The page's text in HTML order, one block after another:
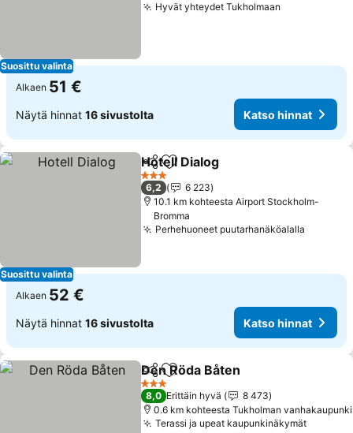
Suosittu valinta
Hyvät yhteydet Tukholmaan
Alkaen 51 €
Näytä hinnat 16 sivustolta Katso hinnat
Suosittu valinta
Jaa Lisää suosikkeihin
Hotell Dialog
3 Tähtiluokitus
6,2
6 223
10.1 km kohteesta Airport Stockholm-
Bromma
Perhehuoneet puutarhanäköalalla
Alkaen 52 €
Näytä hinnat 16 sivustolta Katso hinnat
Jaa Lisää suosikkeihin
Den Röda Båten
3 Tähtiluokitus
8,0 Erittäin hyvä
8 473
0.6 km kohteesta Tukholman vanhakaupunki
Terassi ja upeat kaupunkinäkymät